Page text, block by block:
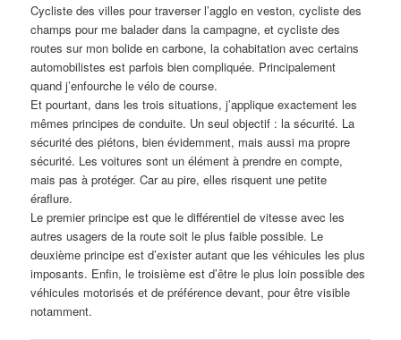
Cycliste des villes pour traverser l’agglo en veston, cycliste des
champs pour me balader dans la campagne, et cycliste des
routes sur mon bolide en carbone, la cohabitation avec certains
automobilistes est parfois bien compliquée. Principalement
quand j’enfourche le vélo de course.
Et pourtant, dans les trois situations, j’applique exactement les
mêmes principes de conduite. Un seul objectif : la sécurité. La
sécurité des piétons, bien évidemment, mais aussi ma propre
sécurité. Les voitures sont un élément à prendre en compte,
mais pas à protéger. Car au pire, elles risquent une petite
éraflure.
Le premier principe est que le différentiel de vitesse avec les
autres usagers de la route soit le plus faible possible. Le
deuxième principe est d’exister autant que les véhicules les plus
imposants. Enfin, le troisième est d’être le plus loin possible des
véhicules motorisés et de préférence devant, pour être visible
notamment.